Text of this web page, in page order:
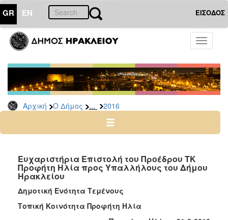
GR EN ΕΙΣΟΔΟΣ
Toggle
Αρχική Ο Δήμος ... 2016
ΔΗΜΟΣ
Δελτία
Τύπου
Αρχείο
2026
2024
2022
2021
2020
2019
Ευχαριστήρια Επιστολή του Προέδρου ΤΚ
Προφήτη Ηλία προς Υπαλλήλους του Δήμου
Ηρακλείου
Δημοτική Ενότητα Τεμένους
Τοπική Κοινότητα Προφήτη Ηλία